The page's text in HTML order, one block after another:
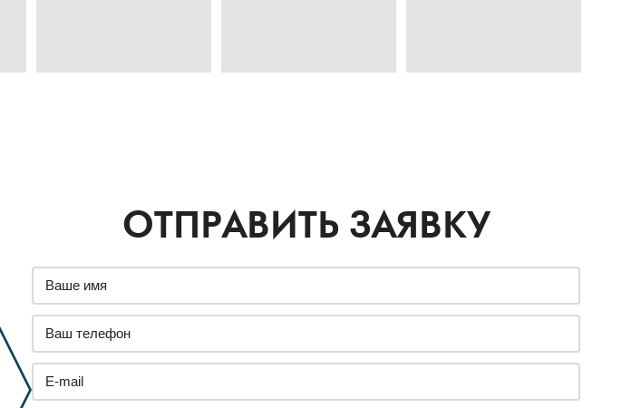
ОТПРАВИТЬ ЗАЯВКУ